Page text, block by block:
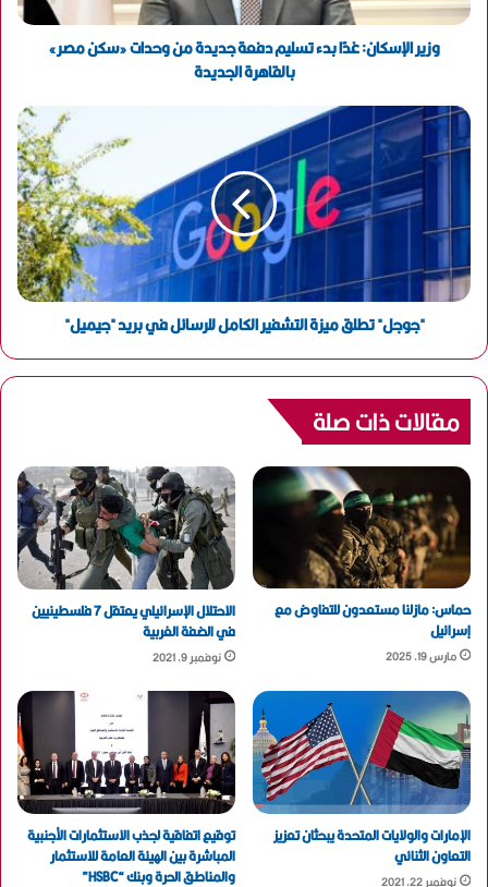
ر
وزير الإسكان: غدًا بدء تسليم دفعة جديدة من وحدات «سكن مصر»
بالقاهرة الجديدة
"جوجل" تطلق ميزة التشفير الكامل للرسائل في بريد "جيميل"
مقالات ذات صلة
حماس: مازلنا مستعدون للتفاوض مع
إسرائيل
مارس 19, 2025
الاحتلال الإسرائيلي يعتقل 7 فلسطينيين
في الضفة الغربية
نوفمبر 9, 2021
الإمارات والولايات المتحدة يبحثان تعزيز
التعاون الثنائي
نوفمبر 22, 2021
توقيع اتفاقية لجذب الاستثمارات الأجنبية
المباشرة بين الهيئة العامة للاستثمار
والمناطق الحرة وبنك “HSBC”